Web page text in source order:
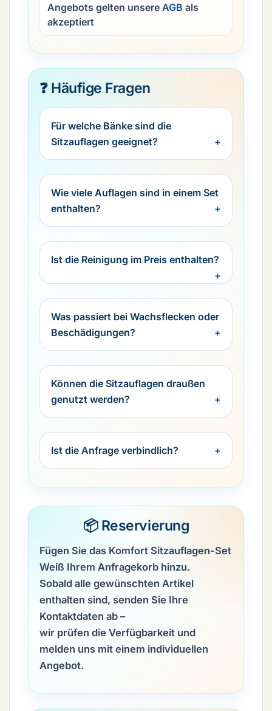
Angebots gelten unsere AGB als
akzeptiert
❓ Häufige Fragen
Für welche Bänke sind die
Sitzauflagen geeignet?
Wie viele Auflagen sind in einem Set
enthalten?
Ist die Reinigung im Preis enthalten?
Was passiert bei Wachsflecken oder
Beschädigungen?
Können die Sitzauflagen draußen
genutzt werden?
Ist die Anfrage verbindlich?
📦 Reservierung
Fügen Sie das Komfort Sitzauflagen-Set
Weiß Ihrem Anfragekorb hinzu.
Sobald alle gewünschten Artikel
enthalten sind, senden Sie Ihre
Kontaktdaten ab –
wir prüfen die Verfügbarkeit und
melden uns mit einem individuellen
Angebot.